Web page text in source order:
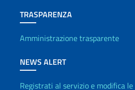
TRASPARENZA
Amministrazione trasparente
NEWS ALERT
Registrati al servizio e modifica